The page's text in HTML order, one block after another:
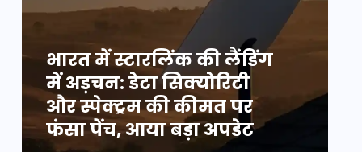
भारत में स्टारलिंक की लैंडिंग
में अड़चन: डेटा सिक्योरिटी
और स्पेक्ट्रम की कीमत पर
फंसा पेंच, आया बड़ा अपडेट